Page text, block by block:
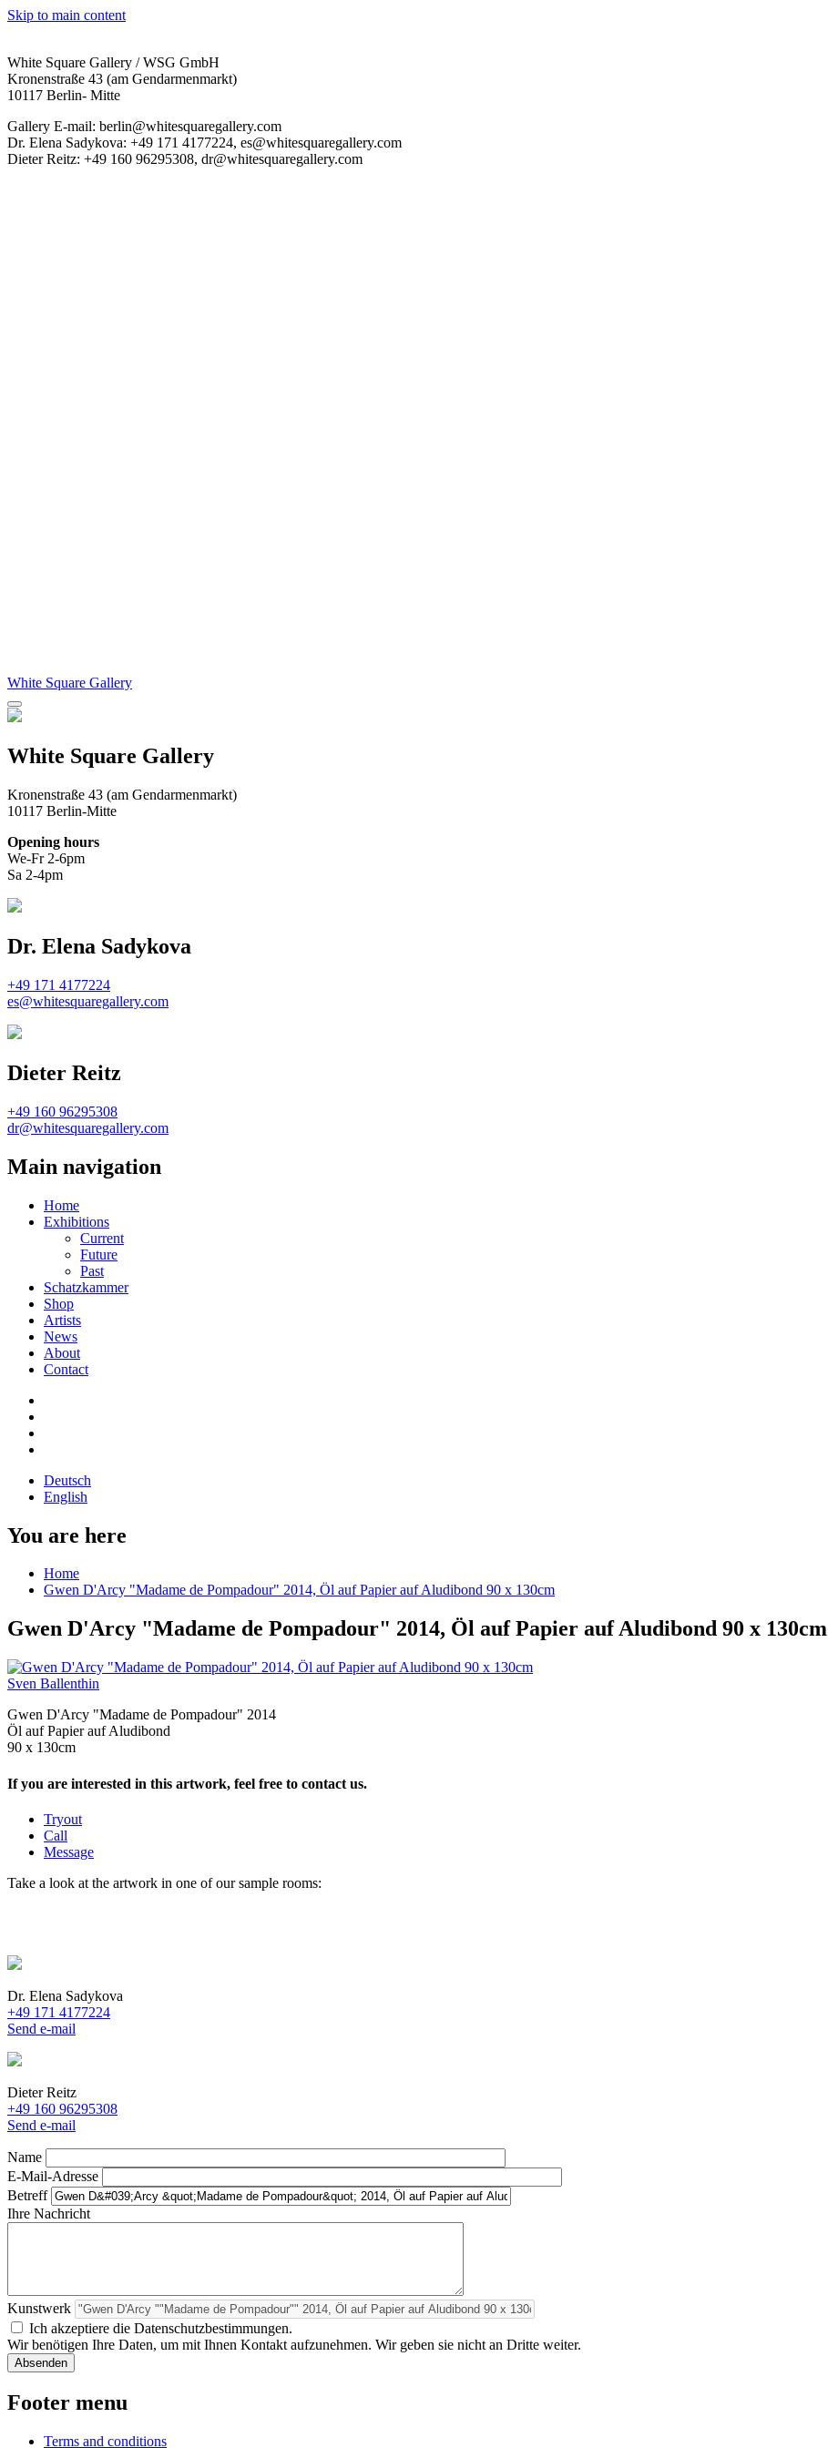
Skip to main content
White Square Gallery / WSG GmbH
Kronenstraße 43 (am Gendarmenmarkt)
10117 Berlin- Mitte
Gallery E-mail: berlin@whitesquaregallery.com
Dr. Elena Sadykova: +49 171 4177224, es@whitesquaregallery.com
Dieter Reitz: +49 160 96295308, dr@whitesquaregallery.com
White Square Gallery
White Square Gallery
Kronenstraße 43 (am Gendarmenmarkt)
10117 Berlin-Mitte
Opening hours
We-Fr 2-6pm
Sa 2-4pm
Dr. Elena Sadykova
+49 171 4177224
es@whitesquaregallery.com
Dieter Reitz
+49 160 96295308
dr@whitesquaregallery.com
Main navigation
Home
Exhibitions
Current
Future
Past
Schatzkammer
Shop
Artists
News
About
Contact
Deutsch
English
You are here
Home
Gwen D'Arcy "Madame de Pompadour" 2014, Öl auf Papier auf Aludibond 90 x 130cm
Gwen D'Arcy "Madame de Pompadour" 2014, Öl auf Papier auf Aludibond 90 x 130cm
Sven Ballenthin
Gwen D'Arcy "Madame de Pompadour" 2014
Öl auf Papier auf Aludibond
90 x 130cm
If you are interested in this artwork, feel free to contact us.
Tryout
Call
Message
Take a look at the artwork in one of our sample rooms:
Dr. Elena Sadykova
+49 171 4177224
Send e-mail
Dieter Reitz
+49 160 96295308
Send e-mail
Name
E-Mail-Adresse
Betreff
Ihre Nachricht
Kunstwerk
Ich akzeptiere die Datenschutzbestimmungen.
Wir benötigen Ihre Daten, um mit Ihnen Kontakt aufzunehmen. Wir geben sie nicht an Dritte weiter.
Footer menu
Terms and conditions